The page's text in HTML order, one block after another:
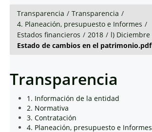
Transparencia / Transparencia /
4. Planeación, presupuesto e Informes /
Estados financieros / 2018 / l) Diciembre
Estado de cambios en el patrimonio.pdf
Transparencia
1. Información de la entidad
2. Normativa
3. Contratación
4. Planeación, presupuesto e Informes